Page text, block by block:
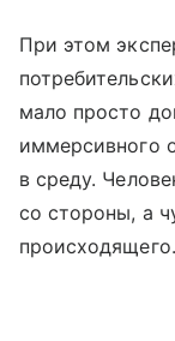
При этом
мало просто
иммерсивного
в среду.
со стороны, а
происходящего.